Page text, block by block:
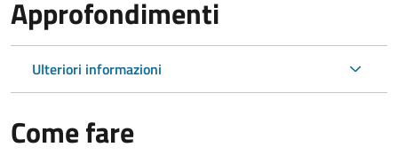
Approfondimenti
Ulteriori informazioni
Come fare